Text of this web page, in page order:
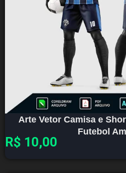
Arte Vetor Camisa e
Futebol
R$ 10,00